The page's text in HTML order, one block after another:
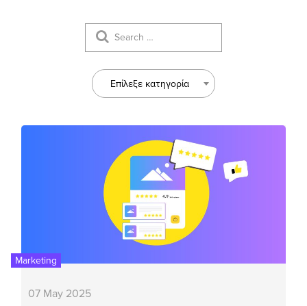
Επίλεξε κατηγορία
Marketing
07 May 2025